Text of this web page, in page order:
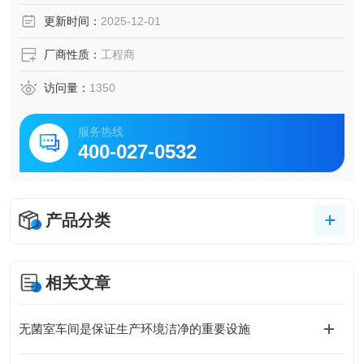
更新时间： 2025-12-01
厂商性质： 工程商
访问量： 1350
服务热线
400-027-0532
产品分类
相关文章
无菌室车间是保证生产环境洁净的重要设施